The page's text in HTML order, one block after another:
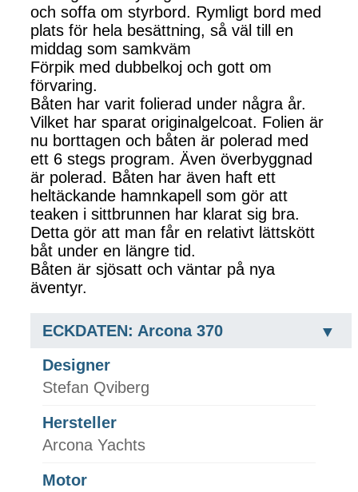
och soffa om styrbord. Rymligt bord med
plats för hela besättning, så väl till en
middag som samkväm
Förpik med dubbelkoj och gott om
förvaring.
Båten har varit folierad under några år.
Vilket har sparat originalgelcoat. Folien är
nu borttagen och båten är polerad med
ett 6 stegs program. Även överbyggnad
är polerad. Båten har även haft ett
heltäckande hamnkapell som gör att
teaken i sittbrunnen har klarat sig bra.
Detta gör att man får en relativt lättskött
båt under en längre tid.
Båten är sjösatt och väntar på nya
äventyr.
ECKDATEN: Arcona 370
Designer
Stefan Qviberg
Hersteller
Arcona Yachts
Motor